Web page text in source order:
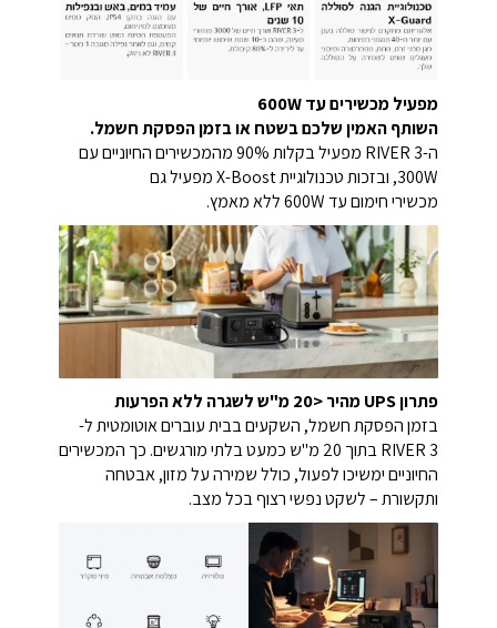
מפעיל מכשירים עד 600W
השותף האמין שלכם בשטח או בזמן הפסקת חשמל.
ה-RIVER 3 מפעיל בקלות 90% מהמכשירים החיוניים עם
300W, ובזכות טכנולוגיית X-Boost מפעיל גם
מכשירי חימום עד 600W ללא מאמץ.
פתרון UPS מהיר <20 מ"ש לשגרה ללא הפרעות
בזמן הפסקת חשמל, השקעים בבית עוברים אוטומטית ל-
RIVER 3 בתוך 20 מ"ש כמעט בלתי מורגשים. כך המכשירים
החיוניים ימשיכו לפעול, כולל שמירה על מזון, אבטחה
ותקשורת – לשקט נפשי רצוף בכל מצב.